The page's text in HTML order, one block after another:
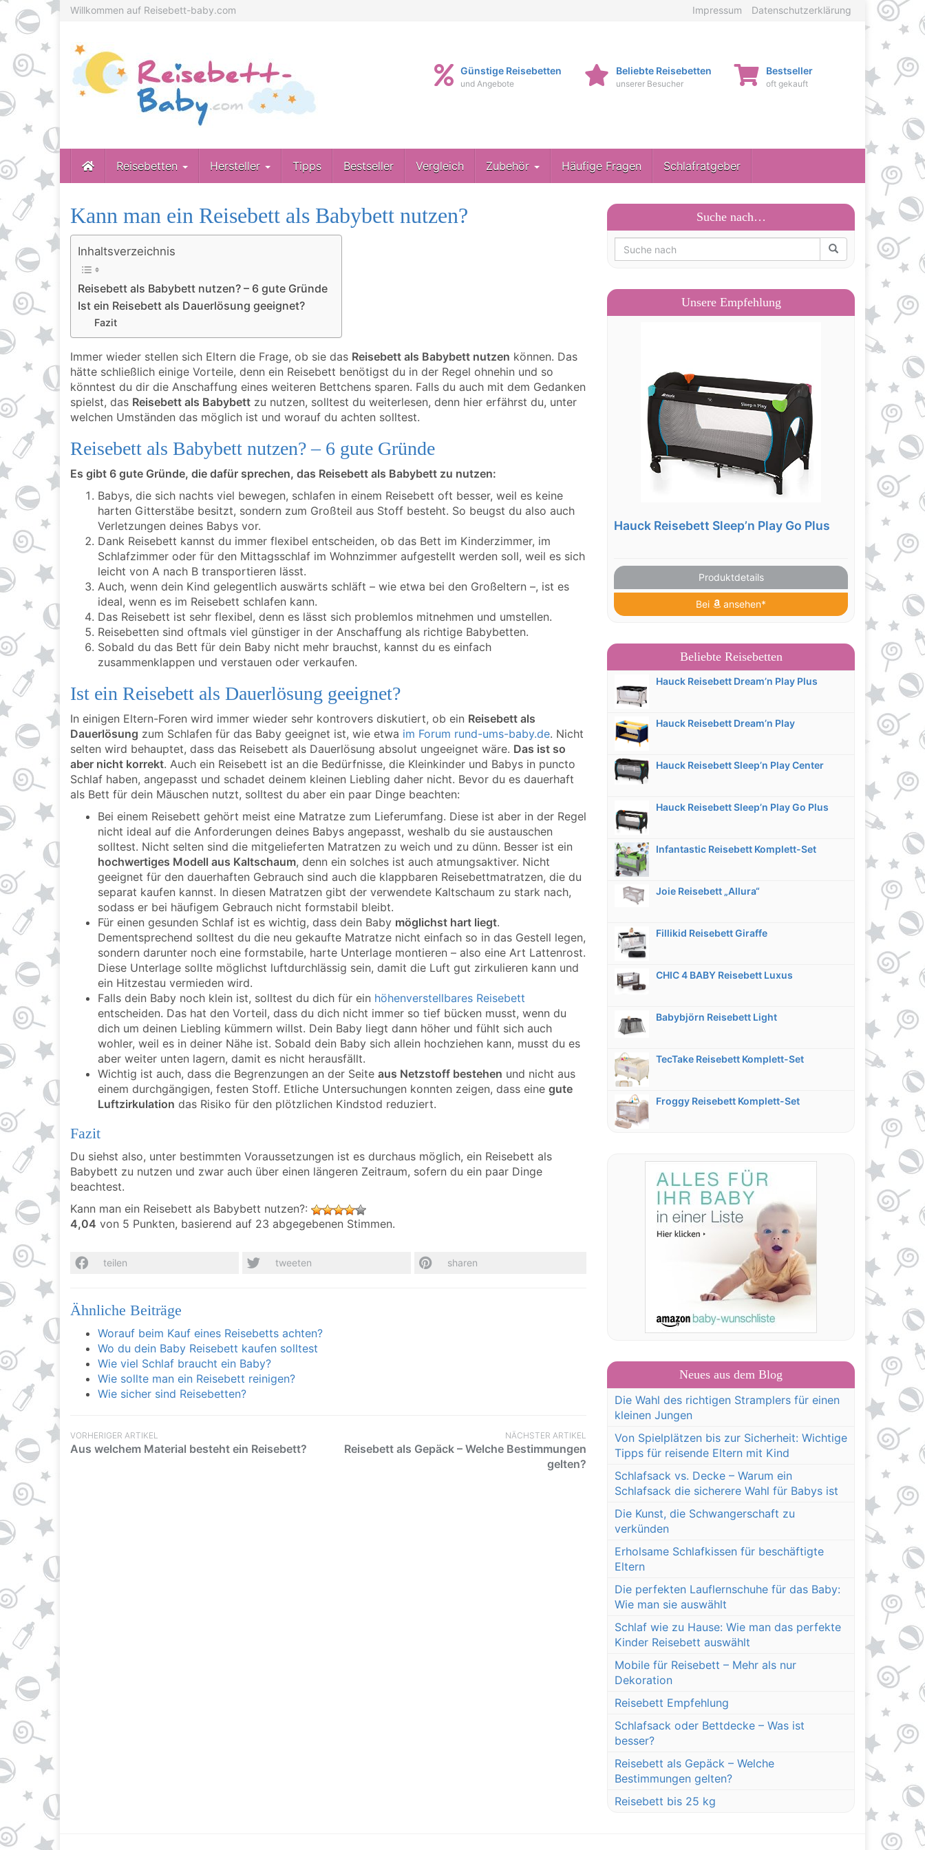
Skip
main
content
Willkommen auf Reisebett-baby.com Impressum Datenschutzerklärung
Günstige Reisebetten
und Angebote
Beliebte Reisebetten
unserer Besucher
Bestseller
oft gekauft
Reisebetten Hersteller Tipps Bestseller Vergleich Zubehör Häufige Fragen Schlafratgeber
Kann man ein Reisebett als Babybett nutzen?
Inhaltsverzeichnis
Reisebett als Babybett nutzen? – 6 gute Gründe
Ist ein Reisebett als Dauerlösung geeignet?
Fazit
Immer wieder stellen sich Eltern die Frage, ob sie das Reisebett als Babybett nutzen können. Das
hätte schließlich einige Vorteile, denn ein Reisebett benötigst du in der Regel ohnehin und so
könntest du dir die Anschaffung eines weiteren Bettchens sparen. Falls du auch mit dem Gedanken
spielst, das Reisebett als Babybett zu nutzen, solltest du weiterlesen, denn hier erfährst du, unter
welchen Umständen das möglich ist und worauf du achten solltest.
Reisebett als Babybett nutzen? – 6 gute Gründe
Es gibt 6 gute Gründe, die dafür sprechen, das Reisebett als Babybett zu nutzen:
Babys, die sich nachts viel bewegen, schlafen in einem Reisebett oft besser, weil es keine
harten Gitterstäbe besitzt, sondern zum Großteil aus Stoff besteht. So beugst du also auch
Verletzungen deines Babys vor.
Dank Reisebett kannst du immer flexibel entscheiden, ob das Bett im Kinderzimmer, im
Schlafzimmer oder für den Mittagsschlaf im Wohnzimmer aufgestellt werden soll, weil es sich
leicht von A nach B transportieren lässt.
Auch, wenn dein Kind gelegentlich auswärts schläft – wie etwa bei den Großeltern –, ist es
ideal, wenn es im Reisebett schlafen kann.
Das Reisebett ist sehr flexibel, denn es lässt sich problemlos mitnehmen und umstellen.
Reisebetten sind oftmals viel günstiger in der Anschaffung als richtige Babybetten.
Sobald du das Bett für dein Baby nicht mehr brauchst, kannst du es einfach
zusammenklappen und verstauen oder verkaufen.
Ist ein Reisebett als Dauerlösung geeignet?
In einigen Eltern-Foren wird immer wieder sehr kontrovers diskutiert, ob ein Reisebett als
Dauerlösung zum Schlafen für das Baby geeignet ist, wie etwa im Forum rund-ums-baby.de. Nicht
selten wird behauptet, dass das Reisebett als Dauerlösung absolut ungeeignet wäre. Das ist so
aber nicht korrekt. Auch ein Reisebett ist an die Bedürfnisse, die Kleinkinder und Babys in puncto
Schlaf haben, angepasst und schadet deinem kleinen Liebling daher nicht. Bevor du es dauerhaft
als Bett für dein Mäuschen nutzt, solltest du aber ein paar Dinge beachten:
Bei einem Reisebett gehört meist eine Matratze zum Lieferumfang. Diese ist aber in der Regel
nicht ideal auf die Anforderungen deines Babys angepasst, weshalb du sie austauschen
solltest. Nicht selten sind die mitgelieferten Matratzen zu weich und zu dünn. Besser ist ein
hochwertiges Modell aus Kaltschaum, denn ein solches ist auch atmungsaktiver. Nicht
geeignet für den dauerhaften Gebrauch sind auch die klappbaren Reisebettmatratzen, die du
separat kaufen kannst. In diesen Matratzen gibt der verwendete Kaltschaum zu stark nach,
sodass er bei häufigem Gebrauch nicht formstabil bleibt.
Für einen gesunden Schlaf ist es wichtig, dass dein Baby möglichst hart liegt.
Dementsprechend solltest du die neu gekaufte Matratze nicht einfach so in das Gestell legen,
sondern darunter noch eine formstabile, harte Unterlage montieren – also eine Art Lattenrost.
Diese Unterlage sollte möglichst luftdurchlässig sein, damit die Luft gut zirkulieren kann und
ein Hitzestau vermieden wird.
Falls dein Baby noch klein ist, solltest du dich für ein höhenverstellbares Reisebett
entscheiden. Das hat den Vorteil, dass du dich nicht immer so tief bücken musst, wenn du
dich um deinen Liebling kümmern willst. Dein Baby liegt dann höher und fühlt sich auch
wohler, weil es in deiner Nähe ist. Sobald dein Baby sich allein hochziehen kann, musst du es
aber weiter unten lagern, damit es nicht herausfällt.
Wichtig ist auch, dass die Begrenzungen an der Seite aus Netzstoff bestehen und nicht aus
einem durchgängigen, festen Stoff. Etliche Untersuchungen konnten zeigen, dass eine gute
Luftzirkulation das Risiko für den plötzlichen Kindstod reduziert.
Fazit
Du siehst also, unter bestimmten Voraussetzungen ist es durchaus möglich, ein Reisebett als
Babybett zu nutzen und zwar auch über einen längeren Zeitraum, sofern du ein paar Dinge
beachtest.
Kann man ein Reisebett als Babybett nutzen?:
4,04 von 5 Punkten, basierend auf 23 abgegebenen Stimmen.
teilen tweeten sharen
Ähnliche Beiträge
Worauf beim Kauf eines Reisebetts achten?
Wo du dein Baby Reisebett kaufen solltest
Wie viel Schlaf braucht ein Baby?
Wie sollte man ein Reisebett reinigen?
Wie sicher sind Reisebetten?
VORHERIGER ARTIKEL
Aus welchem Material besteht ein Reisebett?
NÄCHSTER ARTIKEL
Reisebett als Gepäck – Welche Bestimmungen
gelten?
Suche nach…
Unsere Empfehlung
Hauck Reisebett Sleep’n Play Go Plus
Produktdetails
Bei ansehen*
Beliebte Reisebetten
Hauck Reisebett Dream’n Play Plus
Hauck Reisebett Dream’n Play
Hauck Reisebett Sleep’n Play Center
Hauck Reisebett Sleep’n Play Go Plus
Infantastic Reisebett Komplett-Set
Joie Reisebett „Allura“
Fillikid Reisebett Giraffe
CHIC 4 BABY Reisebett Luxus
Babybjörn Reisebett Light
TecTake Reisebett Komplett-Set
Froggy Reisebett Komplett-Set
Neues aus dem Blog
Die Wahl des richtigen Stramplers für einen
kleinen Jungen
Von Spielplätzen bis zur Sicherheit: Wichtige
Tipps für reisende Eltern mit Kind
Schlafsack vs. Decke – Warum ein
Schlafsack die sicherere Wahl für Babys ist
Die Kunst, die Schwangerschaft zu
verkünden
Erholsame Schlafkissen für beschäftigte
Eltern
Die perfekten Lauflernschuhe für das Baby:
Wie man sie auswählt
Schlaf wie zu Hause: Wie man das perfekte
Kinder Reisebett auswählt
Mobile für Reisebett – Mehr als nur
Dekoration
Reisebett Empfehlung
Schlafsack oder Bettdecke – Was ist
besser?
Reisebett als Gepäck – Welche
Bestimmungen gelten?
Reisebett bis 25 kg